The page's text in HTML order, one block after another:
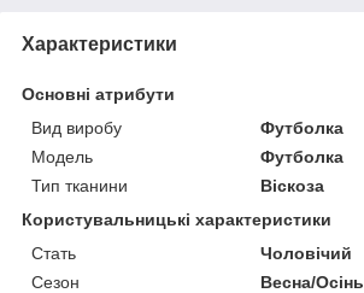
Характеристики
Основні атрибути
Вид виробу
Футболка
Модель
Футболка
Тип тканини
Віскоза
Користувальницькі характеристики
Стать
Чоловічий
Сезон
Весна/Осінь